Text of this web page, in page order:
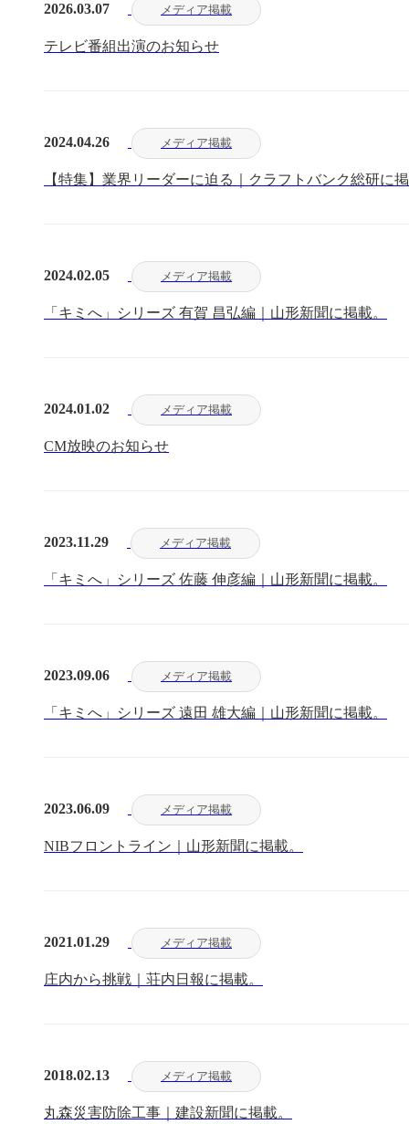
2026.03.07 メディア掲載
テレビ番組出演のお知らせ
2024.04.26 メディア掲載
【特集】業界リーダーに迫る｜クラフトバンク総研に
2024.02.05 メディア掲載
「キミへ」シリーズ 有賀 昌弘編｜山形新聞に掲載。
2024.01.02 メディア掲載
CM放映のお知らせ
2023.11.29 メディア掲載
「キミへ」シリーズ 佐藤 伸彦編｜山形新聞に掲載。
2023.09.06 メディア掲載
「キミへ」シリーズ 遠田 雄大編｜山形新聞に掲載。
2023.06.09 メディア掲載
NIBフロントライン｜山形新聞に掲載。
2021.01.29 メディア掲載
庄内から挑戦｜荘内日報に掲載。
2018.02.13 メディア掲載
丸森災害防除工事｜建設新聞に掲載。